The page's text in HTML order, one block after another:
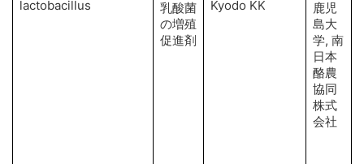
lactobacillus
乳酸菌
の増殖
促進剤
Kyodo KK
鹿児
島大
学, 南
日本
酪農
協同
株式
会社